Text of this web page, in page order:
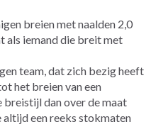
breien met naalden 2,0
als iemand die breit met
team, dat zich bezig heeft
het breien van een
breistijl dan over de maat
altijd een reeks stokmaten